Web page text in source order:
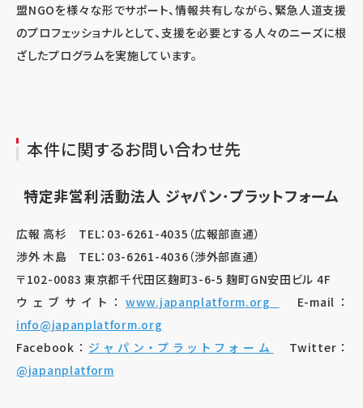
盟NGOを様々な形でサポート、情報共有しながら、緊急人道支援
のプロフェッショナルとして、支援を必要とする人々のニーズに根
ざしたプログラムを実施しています。
本件に関するお問い合わせ先
特定非営利活動法人 ジャパン･プラットフォーム
広報 高杉 TEL：03-6261-4035（広報部直通）
渉外 木島 TEL：03-6261-4036（渉外部直通）
〒102-0083 東京都千代田区麹町3-6-5 麹町GN安田ビル 4F
ウェブサイト：www.japanplatform.org
E-mail：
info@japanplatform.org
Facebook： ジャパン・プラットフォーム
Twitter：
@japanplatform